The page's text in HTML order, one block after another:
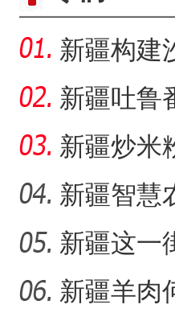
新疆构建
护带 从“
新疆吐鲁
放有何特
新疆炒米
吃“顶流”
新疆智慧
新疆这一
家级旅游
新疆羊肉